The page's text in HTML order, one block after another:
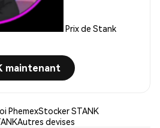
Prix de Stank
maintenant
PhemexStocker STANK
Autres devises